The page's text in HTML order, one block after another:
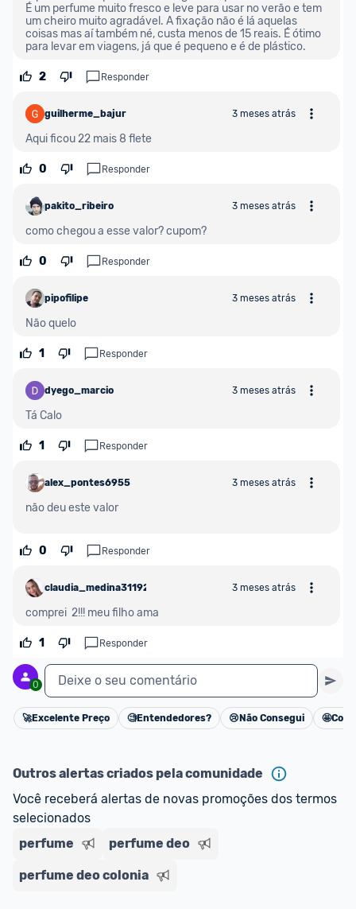
dos últimos 3 meses, assim como promoções de
outras lojas.
É um perfume muito fresco e leve para usar no verão e tem
um cheiro muito agradável. A fixação não é lá aquelas
coisas mas aí também né, custa menos de 15 reais. É ótimo
para levar em viagens, já que é pequeno e é de plástico.
2 Responder
guilherme_bajur 3 meses atrás
Aqui ficou 22 mais 8 flete
0 Responder
pakito_ribeiro 3 meses atrás
como chegou a esse valor? cupom?
0 Responder
pipofilipe 3 meses atrás
Não quelo
1 Responder
dyego_marcio 3 meses atrás
Tá Calo
1 Responder
alex_pontes6955 3 meses atrás
não deu este valor
0 Responder
claudia_medina31192 3 meses atrás
comprei  2!!! meu filho ama
1 Responder
0 Deixe o seu comentário
Cancelar
🚀Excelente Preço 🧐Entendedores? 😢 Não Consegui 🤩
Outros alertas criados pela comunidade
Você receberá alertas de novas promoções dos termos
selecionados
perfume
perfume deo
perfume deo colonia